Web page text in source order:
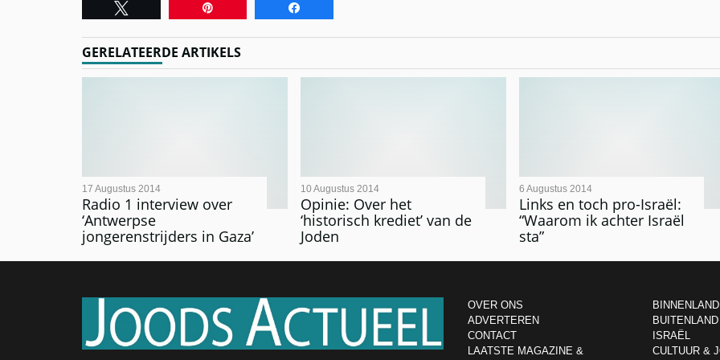
GERELATEERDE ARTIKELS
Radio 1 interview over
‘Antwerpse
jongerenstrijders in Gaza’
17 Augustus 2014
Opinie: Over het
‘historisch krediet’ van de
Joden
10 Augustus 2014
Links en toch pro-Israël:
“Waarom ik achter Israël
sta”
6 Augustus 2014
OVER ONS
ADVERTEREN
CONTACT
LAATSTE MAGAZINE &
BINNENLAND
BUITENLAND
ISRAËL
CULTUUR &